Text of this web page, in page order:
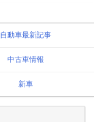
自動車最新記事
中古車情報
新車